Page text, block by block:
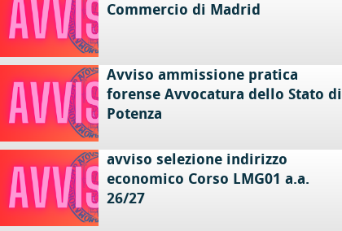
Commercio di Madrid
Avviso ammissione pratica
forense Avvocatura dello Stato di
Potenza
avviso selezione indirizzo
economico Corso LMG01 a.a.
26/27